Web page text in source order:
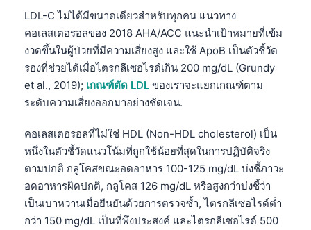
LDL-C ไม่ได้มีขนาดเดียวสำหรับทุกคน แนวทาง
คอเลสเตอรอลของ 2018 AHA/ACC แนะนำเป้าหมายที่เข้ม
งวดขึ้นในผู้ป่วยที่มีความเสี่ยงสูง และใช้ ApoB เป็นตัวชี้วัด
รองที่ช่วยได้เมื่อไตรกลีเซอไรด์เกิน 200 mg/dL (Grundy
et al., 2019); เกณฑ์ตัด LDL ของเราจะแยกเกณฑ์ตาม
ระดับความเสี่ยงออกมาอย่างชัดเจน.
คอเลสเตอรอลที่ไม่ใช่ HDL (Non-HDL cholesterol) เป็น
หนึ่งในตัวชี้วัดแนวโน้มที่ถูกใช้น้อยที่สุดในการปฏิบัติจริง
ตามปกติ กลูโคสขณะอดอาหาร 100-125 mg/dL บ่งชี้ภาวะ
อดอาหารผิดปกติ, กลูโคส 126 mg/dL หรือสูงกว่าบ่งชี้ว่า
เป็นเบาหวานเมื่อยืนยันด้วยการตรวจซ้ำ, ไตรกลีเซอไรด์ต่ำ
กว่า 150 mg/dL เป็นที่พึงประสงค์ และไตรกลีเซอไรด์ 500